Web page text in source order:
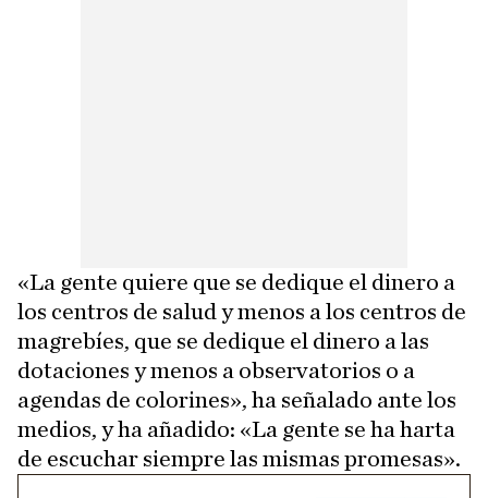
«La gente quiere que se dedique el dinero a
los centros de salud y menos a los centros de
magrebíes, que se dedique el dinero a las
dotaciones y menos a observatorios o a
agendas de colorines», ha señalado ante los
medios, y ha añadido: «La gente se ha harta
de escuchar siempre las mismas promesas».